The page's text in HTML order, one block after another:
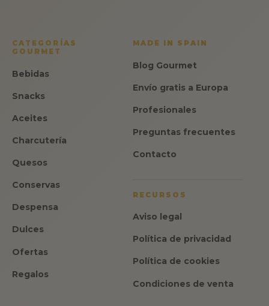
CATEGORÍAS
GOURMET
Bebidas
Snacks
Aceites
Charcutería
Quesos
Conservas
Despensa
Dulces
Ofertas
Regalos
MADE IN SPAIN
Blog Gourmet
Envío gratis a Europa
Profesionales
Preguntas frecuentes
Contacto
RECURSOS
Aviso legal
Política de privacidad
Política de cookies
Condiciones de venta